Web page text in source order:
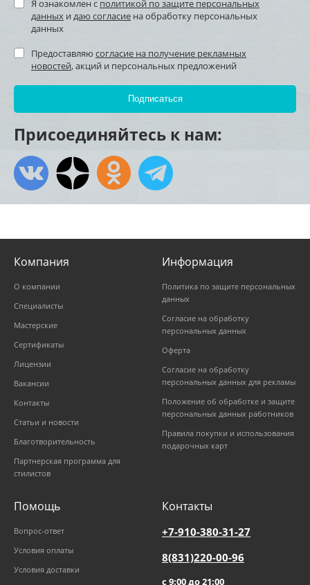
Я ознакомлен с политикой по защите персональных
данных и даю согласие на обработку персональных
данных
Предоставляю согласие на получение рекламных
новостей, акций и персональных предложений
Присоединяйтесь к нам:
Компания
О компании
Специалисты
Мастерские
Сертификаты
Лицензии
Вакансии
Контакты
Статьи и новости
Благотворительность
Партнерская программа для
стилистов
Информация
Политика по защите персональных
данных
Согласие на обработку
персональных данных
Оферта
Согласие на обработку
персональных данных для рекламы
Положение об обработке и защите
персональных данных работников
Правила покупки и использования
подарочных карт
Помощь
Вопрос-ответ
Условия оплаты
Условия доставки
Контакты
+7-910-380-31-27
8(831)220-00-96
с 9:00 до 21:00